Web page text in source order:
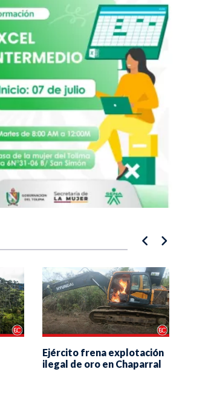
Ejército frena explotación
ilegal de oro en Chaparral